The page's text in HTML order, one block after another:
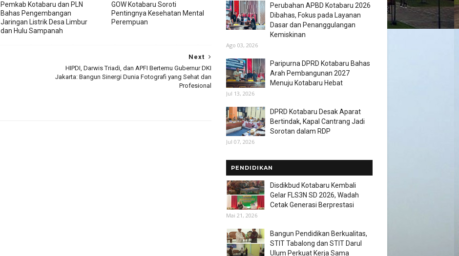
Pemkab Kotabaru dan PLN
Bahas Pengembangan
Jaringan Listrik Desa Limbur
dan Hulu Sampanah
GOW Kotabaru Soroti
Pentingnya Kesehatan Mental
Perempuan
Next
HIPDI, Darwis Triadi, dan APFI Bertemu Gubernur DKI
Jakarta: Bangun Sinergi Dunia Fotografi yang Sehat dan
Profesional
Perubahan APBD Kotabaru 2026
Dibahas, Fokus pada Layanan
Dasar dan Penanggulangan
Kemiskinan
Ago 03, 2026
Paripurna DPRD Kotabaru Bahas
Arah Pembangunan 2027
Menuju Kotabaru Hebat
Jul 13, 2026
DPRD Kotabaru Desak Aparat
Bertindak, Kapal Cantrang Jadi
Sorotan dalam RDP
Jul 07, 2026
PENDIDIKAN
Disdikbud Kotabaru Kembali
Gelar FLS3N SD 2026, Wadah
Cetak Generasi Berprestasi
Mai 21, 2026
Bangun Pendidikan Berkualitas,
STIT Tabalong dan STIT Darul
Ulum Perkuat Kerja Sama